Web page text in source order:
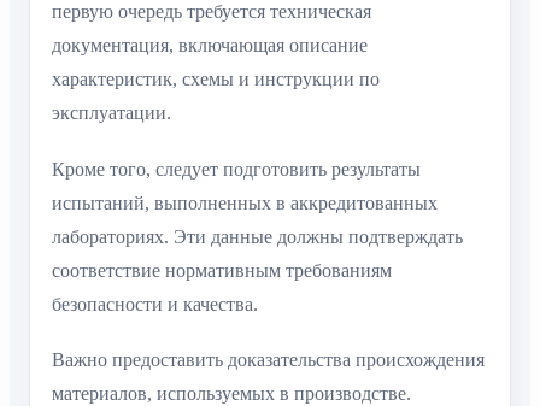
первую очередь требуется техническая
документация, включающая описание
характеристик, схемы и инструкции по
эксплуатации.
Кроме того, следует подготовить результаты
испытаний, выполненных в аккредитованных
лабораториях. Эти данные должны подтверждать
соответствие нормативным требованиям
безопасности и качества.
Важно предоставить доказательства происхождения
материалов, используемых в производстве.